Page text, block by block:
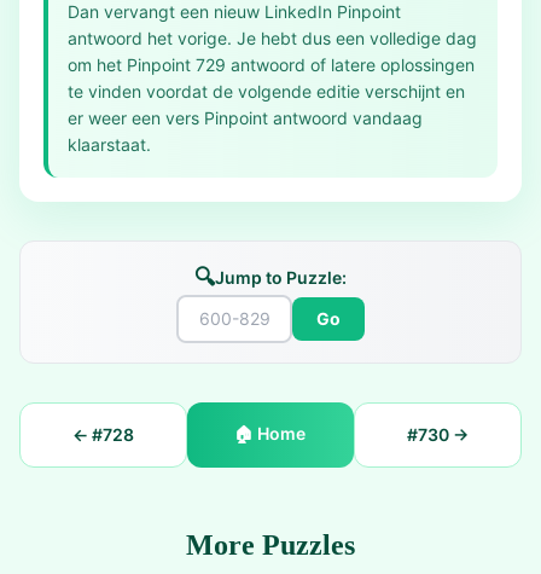
Dan vervangt een nieuw LinkedIn Pinpoint
antwoord het vorige. Je hebt dus een volledige dag
om het Pinpoint 729 antwoord of latere oplossingen
te vinden voordat de volgende editie verschijnt en
er weer een vers Pinpoint antwoord vandaag
klaarstaat.
🔍Jump to Puzzle:
Go
← #728 🏠 Home #730→
More Puzzles